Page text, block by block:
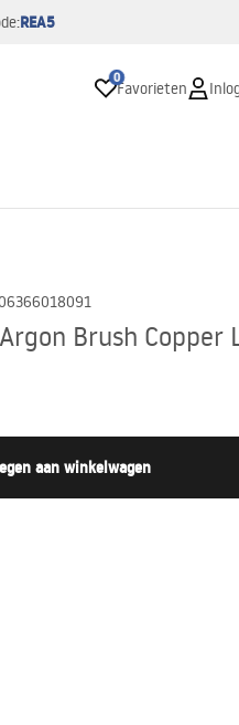
REA5
0
Favorieten
Brush Copper
aan winkelwagen